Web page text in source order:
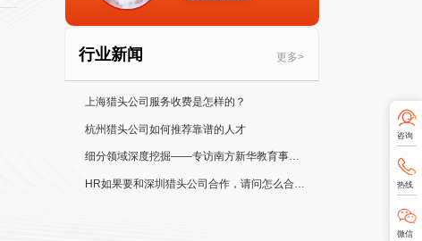
行业新闻 更多>
上海猎头公司服务收费是怎样的？
杭州猎头公司如何推荐靠谱的人才
细分领域深度挖掘——专访南方新华教育事业部总经理 Jessica
HR如果要和深圳猎头公司合作，请问怎么合作比较好？
咨询
热线
微信